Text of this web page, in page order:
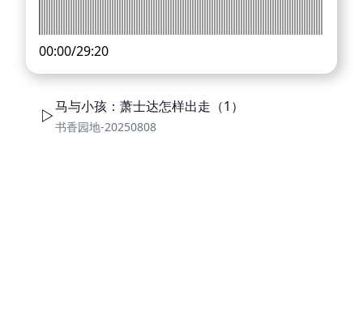
00:00/29:20
马与小孩：萧士达怎样出走（1）
书香园地-20250808